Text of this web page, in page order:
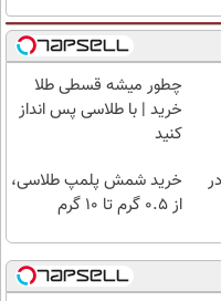
چطور میشه قسطی طلا
خرید | با طلاسی پس انداز
کنید
خرید شمش پلمپ طلاسی،
از ۰.۵ گرم تا ۱۰ گرم